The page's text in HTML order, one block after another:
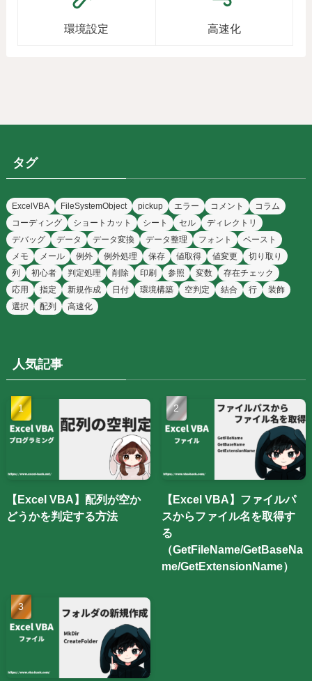
環境設定 高速化
タグ
ExcelVBA FileSystemObject pickup エラー コメント
コラム
コーディング
ショートカット シート セル
ディレクトリ
デバッグ
データ データ変換 データ整理 フォント
ペースト
メモ
メール 例外 例外処理 保存 値取得 値変更
切り取り
列
初心者 判定処理 削除 印刷 参照 変数
存在チェック
応用
指定 新規作成 日付 環境構築 空判定 結合 行
装飾
選択
配列 高速化
人気記事
【Excel VBA】配列が空か
どうかを判定する方法
【Excel VBA】ファイルパ
スからファイル名を取得す
る
（GetFileName/GetBaseNa
me/GetExtensionName）